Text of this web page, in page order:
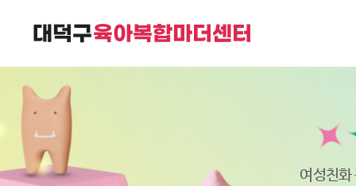
대덕구육아복합마더센터는
여성친화